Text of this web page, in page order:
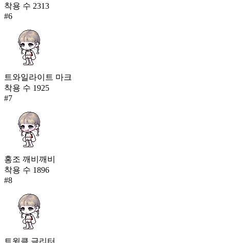
착용 수 2313
#6
트와일라이트 마크
착용 수 1925
#7
홍조 깨비깨비
착용 수 1896
#8